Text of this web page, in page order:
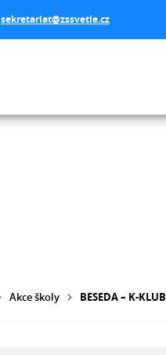
sekretariat@zssvetle.cz
Akce školy BESEDA – K-KLUB